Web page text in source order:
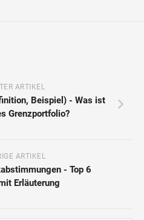
ARTIKEL
Beispiel) - Was ist
Grenzportfolio?
ARTIKEL
- Top 6
Erläuterung